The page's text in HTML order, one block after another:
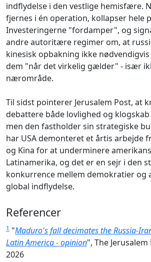
indflydelse i den vestlige hemisfære.
fjernes i én operation, kollapser hele
Investeringerne "fordamper", og
andre autoritære regimer om, at
kinesisk opbakning ikke
dem "når det virkelig gælder" - især
nærområde.
Til sidst pointerer Jerusalem Post, at
debattere både lovlighed og
men den fastholder sin strategiske
har USA demonteret et årtis arbejde
og Kina for at underminere
Latinamerika, og det er en sejr i den
konkurrence mellem demokratier og
global indflydelse.
Referencer
1 "Maduro's fall decimates the Russia-
Latin America - opinion", The
2026